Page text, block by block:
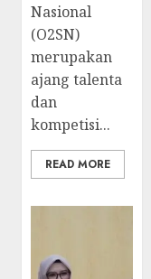
Nasional
(O2SN)
merupakan
ajang talenta
dan
kompetisi...
READ MORE